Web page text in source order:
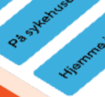
Archiwum filmów dla